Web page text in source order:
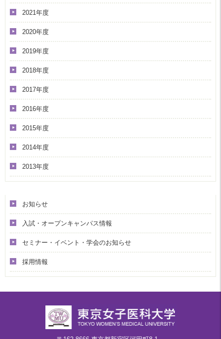
2021年度
2020年度
2019年度
2018年度
2017年度
2016年度
2015年度
2014年度
2013年度
お知らせ
入試・オープンキャンパス情報
セミナー・イベント・学会のお知らせ
採用情報